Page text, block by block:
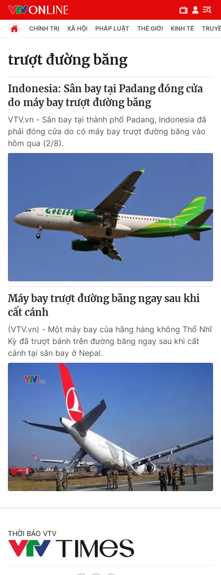
Chuyên mục
Chính trị
Xã hội
Pháp luật
Thế giới
Kinh tế
Thị trường
Góc doanh nghiệp
Truyền hình
Hậu trường
Nhân vật
Khán giả
Giải trí
Điện ảnh
Đời sống
Du lịch
Chất lượng cuộc sống
Giáo dục
Học trực tuyến
Hitech Công nghệ tương lai
Sản phẩm
Thị trường
Tư vấn
Giao lưu trực tuyến
Lịch phát sóng
Chuyên mục khác
Photo Infographic
CHÍNH TRỊ XÃ HỘI PHÁP LUẬT THẾ GIỚI KINH TẾ
trượt đường băng
Indonesia: Sân bay tại Padang đóng cửa
do máy bay trượt đường băng
VTV.vn - Sân bay tại thành phố Padang, Indonesia đã
phải đóng cửa do có máy bay trượt đường băng vào
hôm qua (2/8).
Máy bay trượt đường băng ngay sau khi
cất cánh
(VTV.vn) - Một máy bay của hãng hàng không Thổ Nhĩ
Kỳ đã trượt bánh trên đường băng ngay sau khi cất
cánh tại sân bay ở Nepal.
THỜI BÁO VTV